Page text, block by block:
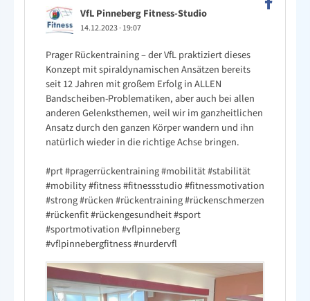
VfL Pinneberg Fitness-Studio
14.12.2023· 19:07
Prager Rückentraining – der VfL praktiziert dieses
Konzept mit spiraldynamischen Ansätzen bereits
seit 12 Jahren mit großem Erfolg in ALLEN
Bandscheiben-Problematiken, aber auch bei allen
anderen Gelenksthemen, weil wir im ganzheitlichen
Ansatz durch den ganzen Körper wandern und ihn
natürlich wieder in die richtige Achse bringen.
#prt#pragerrückentraining#mobilität#stabilität
#mobility#fitness#fitnessstudio#fitnessmotivation
#strong#rücken#rückentraining#rückenschmerzen
#rückenfit#rückengesundheit#sport
#sportmotivation#vflpinneberg
#vflpinnebergfitness#nurdervfl